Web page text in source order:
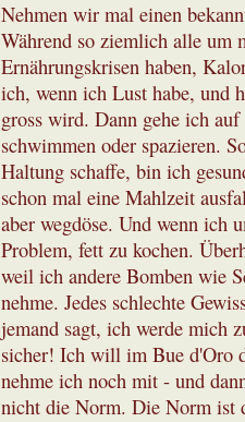
Nehmen wir mal einen
Während so ziemlich alle um
Ernährungskrisen haben,
ich, wenn ich Lust habe, und
gross wird. Dann gehe ich
schwimmen oder spazieren.
Haltung schaffe, bin ich
schon mal eine Mahlzeit
aber wegdöse. Und wenn ich
Problem, fett zu kochen.
weil ich andere Bomben wie
nehme. Jedes schlechte
jemand sagt, ich werde mich
sicher! Ich will im Bue d'Oro
nehme ich noch mit - und
nicht die Norm. Die Norm ist